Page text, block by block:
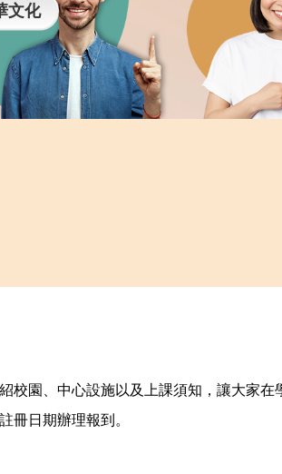
文化
園、中心設施以及上課須知，讓大家在
冊日期辦理報到。